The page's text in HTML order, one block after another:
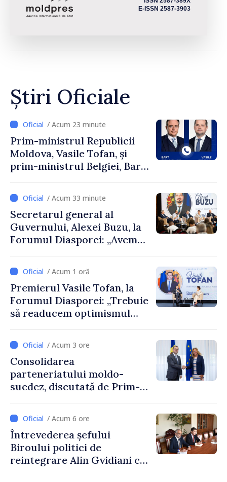
E-ISSN 2587-3903
Știri Oficiale
/ Acum 23 minute
Prim-ministrul Republicii
Moldova, Vasile Tofan, și
prim-ministrul Belgiei, Bart
despre parcursul european
al Republicii Moldova.
/ Acum 33 minute
Secretarul general al
Guvernului, Alexei Buzu, la
Forumul Diasporei: „Avem
dumneavoastră pentru a
construi comunități mai
puternice”
/ Acum 1 oră
Premierul Vasile Tofan, la
Forumul Diasporei: „Trebuie
să readucem optimismul
Republica Moldova merge în
direcția corectă”
/ Acum 3 ore
Consolidarea
parteneriatului moldo-
suedez, discutată de Prim-
Ambasadoarea Suediei,
Petra Lärke/ Acum 6 ore
Întrevederea șefului
Biroului politici de
reintegrare Alin Gvidiani cu